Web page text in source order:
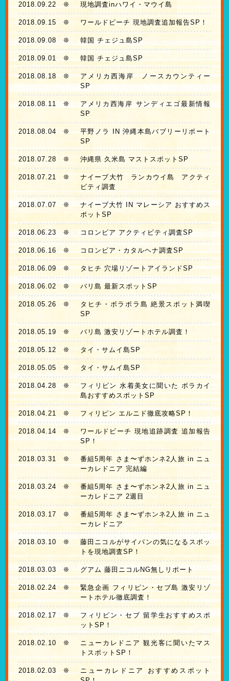
2018.09.22 ❊ 現地調査inハワイ・マウイ島
2018.09.15 ❊ ワールドビーチ 現地調査追加報告SP！
2018.09.08 ❊ 韓国 チェジュ島SP
2018.09.01 ❊ 韓国 チェジュ島SP
2018.08.18❊
アメリカ西海岸 ノースカウンティー
SP
2018.08.11 ❊
アメリカ西海岸 サンディエゴ最新情報
SP
2018.08.04❊
平野ノラ IN 沖縄本島バブリーリポート
SP
2018.07.28 ❊ 沖縄県 久米島 マストスポットSP
2018.07.21 ❊
ナイーブ大竹 ランカウイ島 アクティ
ビティ調査
2018.07.07 ❊
ナイーブ大竹 IN マレーシア おすすめス
ポットSP
2018.06.23 ❊ コロンビア アクティビティ調査SP
2018.06.16❊ コロンビア・カタルヘナ調査SP
2018.06.09 ❊ タヒチ 穴場リゾートアイランドSP
2018.06.02 ❊ バリ島 最新スポットSP
2018.05.26 ❊
タヒチ・ボラボラ島 絶景スポット満喫
SP
2018.05.19 ❊ バリ島 激安リゾートホテル調査！
2018.05.12 ❊ タイ・サムイ島SP
2018.05.05 ❊ タイ・サムイ島SP
2018.04.28 ❊
フィリピン 水着美女に聞いた ボラカイ
島おすすめスポットSP
2018.04.21 ❊ フィリピン エルニド徹底攻略SP！
2018.04.14 ❊
ワールドビーチ 現地追跡調査 追加報告
SP！
2018.03.31 ❊
番組5周年 さま〜ずホンネ2人旅 in ニュ
ーカレドニア 完結編
2018.03.24 ❊
番組5周年 さま〜ずホンネ2人旅 in ニュ
ーカレドニア 2週目
2018.03.17 ❊
番組5周年 さま〜ずホンネ2人旅 in ニュ
ーカレドニア
2018.03.10 ❊
藤田ニコルがサイパンの気になるスポッ
トを現地調査SP！
2018.03.03❊ グアム 藤田ニコルNG無しリポート
2018.02.24❊
緊急企画 フィリピン・セブ島 激安リゾ
ートホテル徹底調査！
2018.02.17 ❊
フィリピン・セブ 留学生おすすめスポ
ットSP！
2018.02.10 ❊
ニューカレドニア 観光客に聞いたマス
トスポットSP！
2018.02.03 ❊
ニューカレドニア おすすめスポット